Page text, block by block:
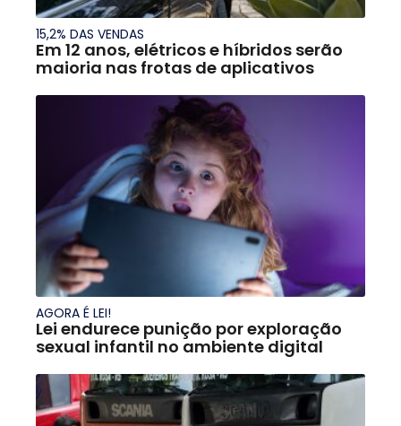
15,2% DAS VENDAS
Em 12 anos, elétricos e híbridos serão
maioria nas frotas de aplicativos
AGORA É LEI!
Lei endurece punição por exploração
sexual infantil no ambiente digital